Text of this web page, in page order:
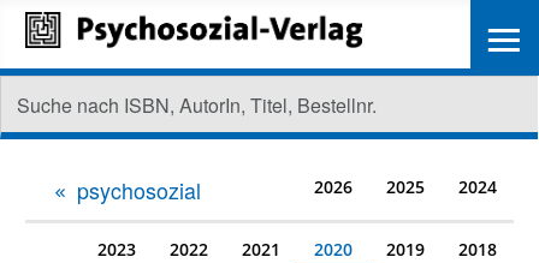
psychosozial 2026 2025 2024
2023 2022 2021 2020 2019 2018
≡